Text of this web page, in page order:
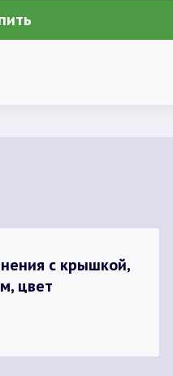
с крышкой,
цвет